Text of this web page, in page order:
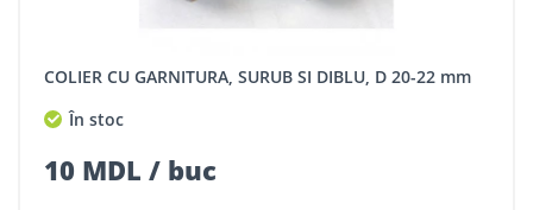
COLIER CU GARNITURA, SURUB SI DIBLU, D 20-22 mm
În stoc
10 MDL / buc